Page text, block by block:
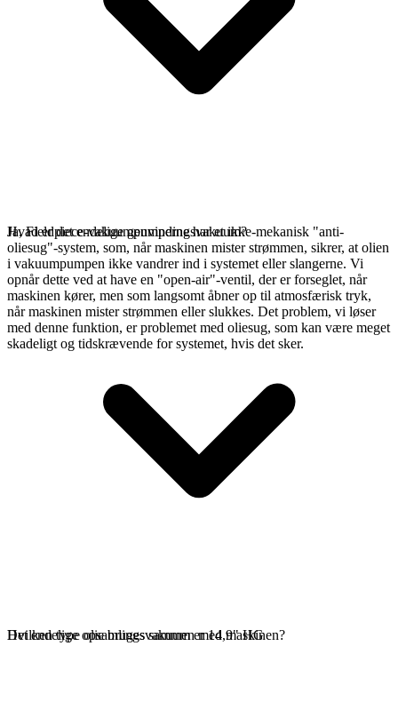
Ja, Fieldpiece-vakuumpumperne har et ikke-mekanisk "anti-
oliesug"-system, som, når maskinen mister strømmen, sikrer, at olien
i vakuumpumpen ikke vandrer ind i systemet eller slangerne. Vi
opnår dette ved at have en "open-air"-ventil, der er forseglet, når
maskinen kører, men som langsomt åbner op til atmosfærisk tryk,
når maskinen mister strømmen eller slukkes. Det problem, vi løser
med denne funktion, er problemet med oliesug, som kan være meget
skadeligt og tidskrævende for systemet, hvis det sker.
Hvad er det endelige genvindingsvakuum?
Det endelige opsamlingsvakuum er 14,9" HG
Hvilken type olie bruges sammen med maskinen?